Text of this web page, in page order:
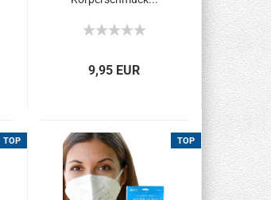
9,95 EUR
TOP TOP